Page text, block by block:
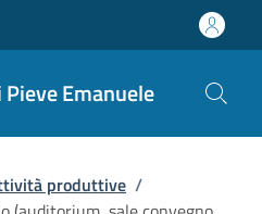
Emanuele
produttive /